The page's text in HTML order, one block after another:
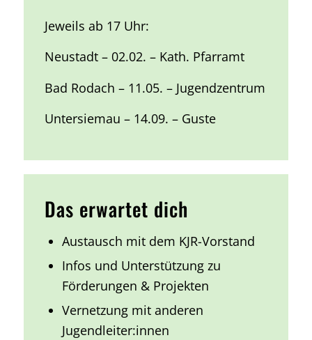
Jeweils ab 17 Uhr:
Neustadt – 02.02. – Kath. Pfarramt
Bad Rodach – 11.05. – Jugendzentrum
Untersiemau – 14.09. – Guste
Das erwartet dich
Austausch mit dem KJR-Vorstand
Infos und Unterstützung zu
Förderungen & Projekten
Vernetzung mit anderen
Jugendleiter:innen